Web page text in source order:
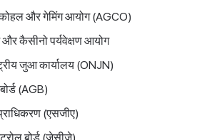
और गेमिंग आयोग (AGCO)
कैसीनो पर्यवेक्षण आयोग
जुआ कार्यालय (ONJN)
(AGB)
(एसजीए)